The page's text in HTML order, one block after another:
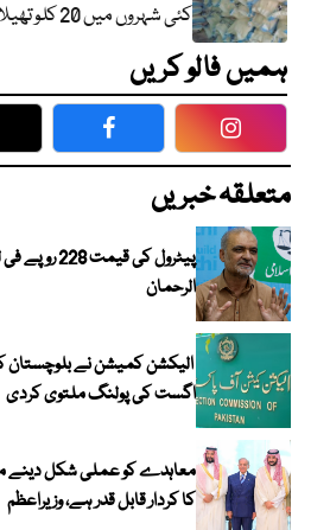
کئی شہروں میں 20 کلو تھیلا 100 روپے تک مہنگا
ہمیں فالو کریں
Facebook
متعلقہ خبریں
پیٹرول کی
الرحمان
اگست کی پولنگ ملتوی کردی
معاہدے کو عملی شکل دینے
کا کردار قابل قدر ہے، وزیراعظم